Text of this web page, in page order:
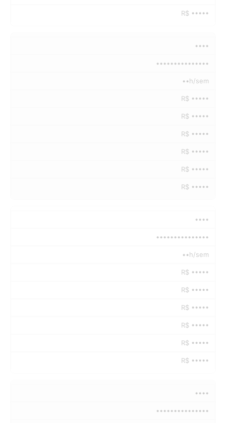
R$ •••••
••••
•••••••••••••••
••h/sem
R$ •••••
R$ •••••
R$ •••••
R$ •••••
R$ •••••
R$ •••••
••••
•••••••••••••••
••h/sem
R$ •••••
R$ •••••
R$ •••••
R$ •••••
R$ •••••
R$ •••••
••••
•••••••••••••••